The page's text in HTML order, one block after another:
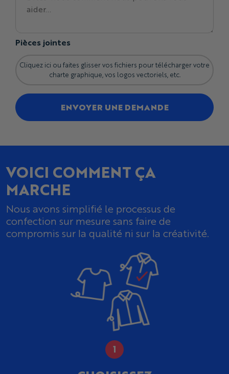
Pièces jointes
Cliquez ici ou faites glisser vos fichiers pour télécharger votre
charte graphique, vos logos vectoriels, etc.
ENVOYER UNE DEMANDE
VOICI COMMENT ÇA
MARCHE
Nous avons simplifié le processus de
confection sur mesure sans faire de
compromis sur la qualité ni sur la créativité.